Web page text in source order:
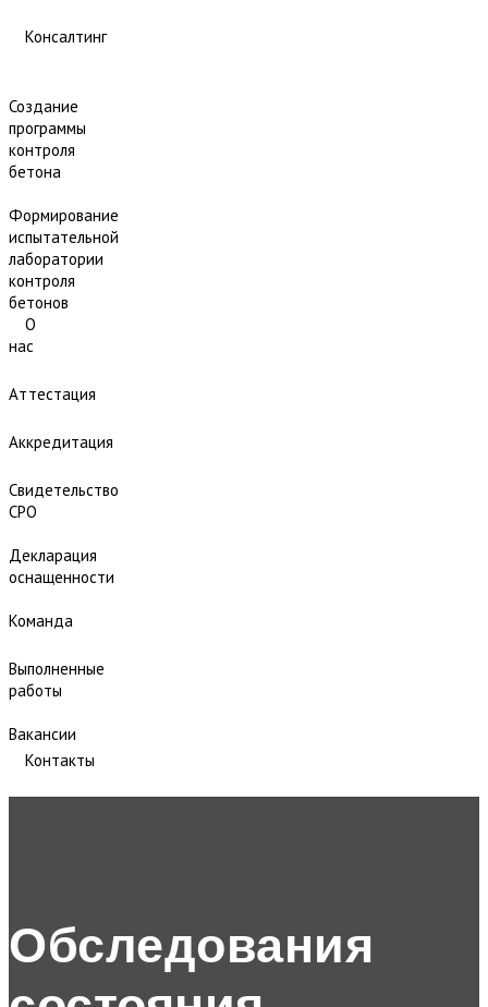
Консалтинг
Создание
программы
контроля
бетона
Формирование
испытательной
лаборатории
контроля
бетонов
О
нас
Аттестация
Аккредитация
Свидетельство
СРО
Декларация
оснащенности
Команда
Выполненные
работы
Вакансии
Контакты
Обследования